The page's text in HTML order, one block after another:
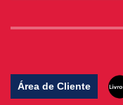
Área de Cliente